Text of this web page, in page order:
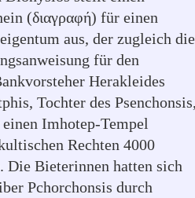
(διαγραφή) für einen
aus, der zugleich die
für den
Herakleides
Tochter des
Imhotep-Tempel
Rechten 4000
Die Bieterinnen hatten sich
Pchorchonsis durch